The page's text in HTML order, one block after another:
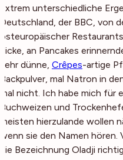
extrem unterschiedliche
Deutschland, der BBC, von
osteuropäischer
dicke, an Pancakes
sehr dünne, Crêpes-artige
Backpulver, mal Natron in
mal nicht. Ich habe mich für
Buchweizen und
meisten hierzulande wollen
wenn sie den Namen
die Bezeichnung Oladji